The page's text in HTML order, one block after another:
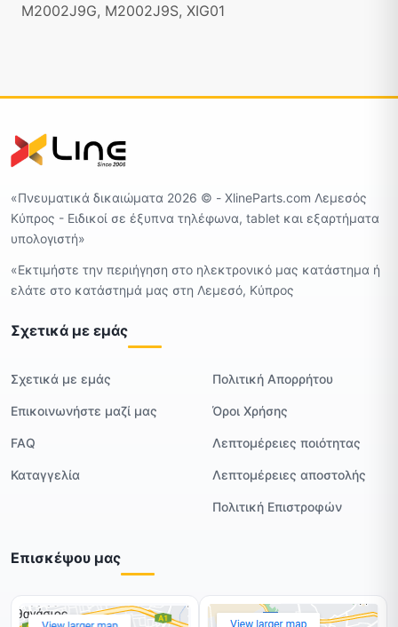
M2002J9G, M2002J9S, XIG01
«Πνευματικά δικαιώματα 2026 ©️ - XlineParts.com Λεμεσός
Κύπρος - Ειδικοί σε έξυπνα τηλέφωνα, tablet και εξαρτήματα
υπολογιστή»
«Εκτιμήστε την περιήγηση στο ηλεκτρονικό μας κατάστημα ή
ελάτε στο κατάστημά μας στη Λεμεσό, Κύπρος
Σχετικά με εμάς
Σχετικά με εμάς
Επικοινωνήστε μαζί μας
FAQ
Καταγγελία
Πολιτική Απορρήτου
Όροι Χρήσης
Λεπτομέρειες ποιότητας
Λεπτομέρειες αποστολής
Πολιτική Επιστροφών
Επισκέψου μας